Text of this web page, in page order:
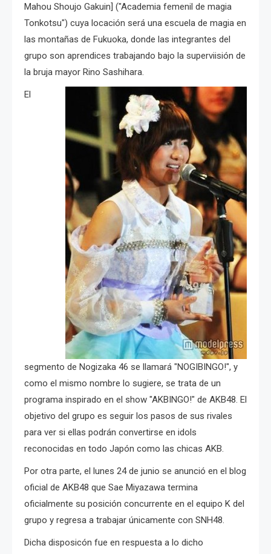
Mahou Shoujo Gakuin] ("Academia femenil de magia
Tonkotsu") cuya locación será una escuela de magia en
las montañas de Fukuoka, donde las integrantes del
grupo son aprendices trabajando bajo la superviisión de
la bruja mayor Rino Sashihara.
El
segmento de Nogizaka 46 se llamará "NOGIBINGO!", y
como el mismo nombre lo sugiere, se trata de un
programa inspirado en el show "AKBINGO!" de AKB48. El
objetivo del grupo es seguir los pasos de sus rivales
para ver si ellas podrán convertirse en idols
reconocidas en todo Japón como las chicas AKB.
Por otra parte, el lunes 24 de junio se anunció en el blog
oficial de AKB48 que Sae Miyazawa termina
oficialmente su posición concurrente en el equipo K del
grupo y regresa a trabajar únicamente con SNH48.
Dicha disposicón fue en respuesta a lo dicho